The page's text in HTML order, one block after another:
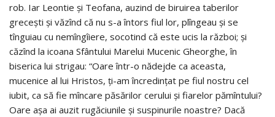
rob. Iar Leontie şi Teofana, auzind de biruirea taberilor
greceşti şi văzînd că nu s-a întors fiul lor, plîngeau şi se
tînguiau cu nemîngîiere, socotind că este ucis la război; şi
căzînd la icoana Sfântului Marelui Mucenic Gheorghe, în
biserica lui strigau: “Oare într-o nădejde ca aceasta,
mucenice al lui Hristos, ţi-am încredinţat pe fiul nostru cel
iubit, ca să fie mîncare păsărilor cerului şi fiarelor pămîntului?
Oare aşa ai auzit rugăciunile şi suspinurile noastre? Dacă